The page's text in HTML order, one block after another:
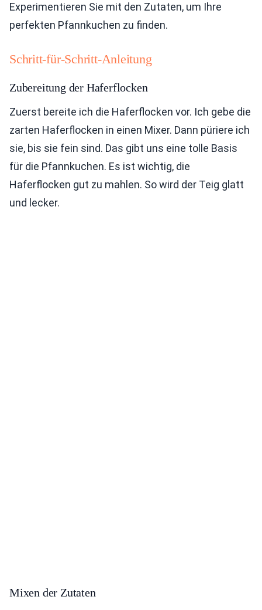
Experimentieren Sie mit den Zutaten, um Ihre
perfekten Pfannkuchen zu finden.
Schritt-für-Schritt-Anleitung
Zubereitung der Haferflocken
Zuerst bereite ich die Haferflocken vor. Ich gebe die
zarten Haferflocken in einen Mixer. Dann püriere ich
sie, bis sie fein sind. Das gibt uns eine tolle Basis
für die Pfannkuchen. Es ist wichtig, die
Haferflocken gut zu mahlen. So wird der Teig glatt
und lecker.
Mixen der Zutaten